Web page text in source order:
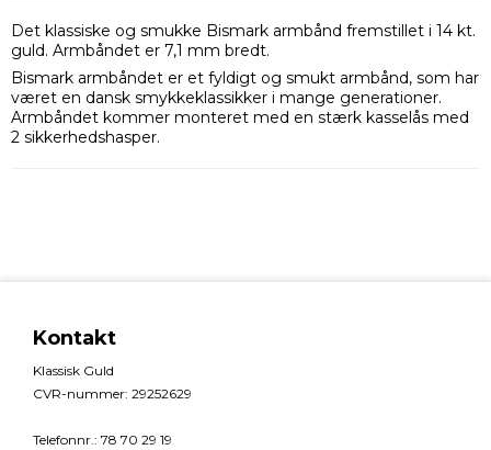
Det klassiske og smukke Bismark armbånd fremstillet i 14 kt.
guld. Armbåndet er 7,1 mm bredt.
Bismark armbåndet er et fyldigt og smukt armbånd, som har
været en dansk smykkeklassikker i mange generationer.
Armbåndet kommer monteret med en stærk kasselås med
2 sikkerhedshasper.
Kontakt
Klassisk Guld
CVR-nummer: 29252629
Telefonnr.: 78 70 29 19